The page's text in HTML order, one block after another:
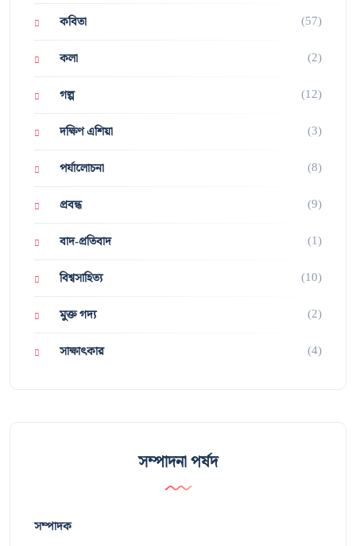
কবিতা (57)
কলা (2)
গল্প (12)
দক্ষিণ এশিয়া (3)
পর্যালোচনা (8)
প্রবন্ধ (9)
বাদ-প্রতিবাদ (1)
বিশ্বসাহিত্য (10)
মুক্ত গদ্য (2)
সাক্ষাৎকার (4)
সম্পাদনা পর্ষদ
সম্পাদক